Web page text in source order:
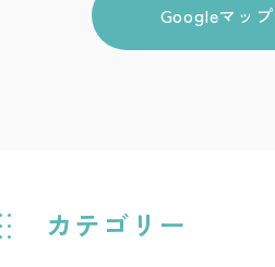
カテゴリー
Googleマップ